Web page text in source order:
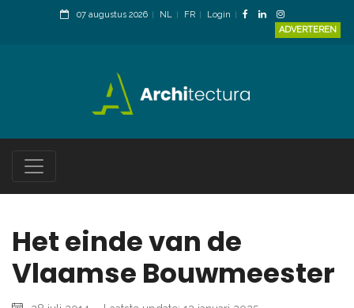
07 augustus 2026 NL FR
Login
ADVERTEREN
Het einde van de
Vlaamse Bouwmeester